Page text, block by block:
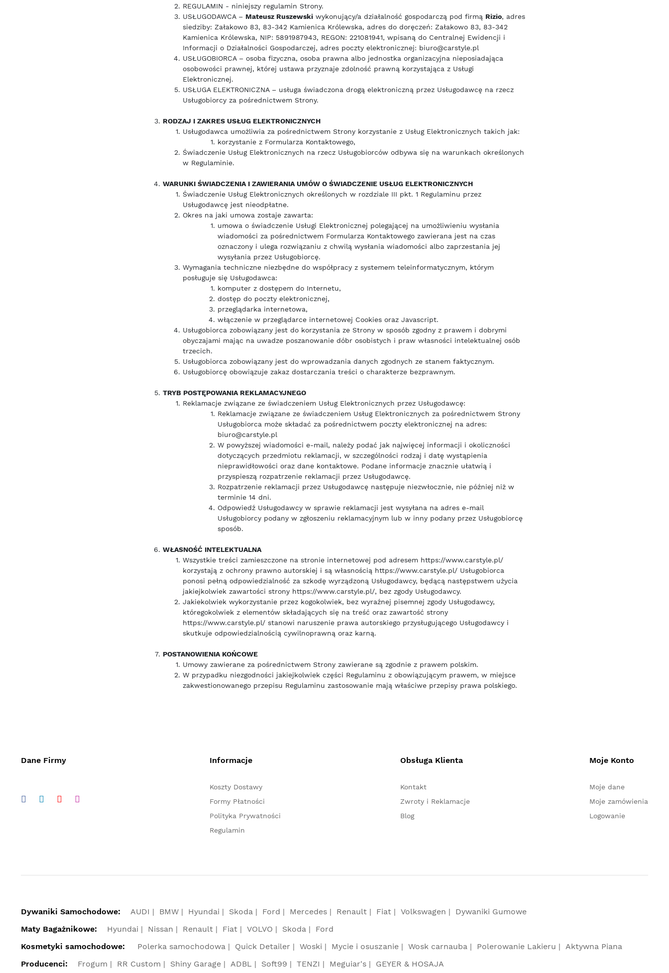
REGULAMIN - niniejszy regulamin Strony.
USŁUGODAWCA – Mateusz Ruszewskiwykonujący/a działalność gospodarczą pod firmą Rizio, adres
siedziby: Załakowo 83, 83-342 Kamienica Królewska, adres do doręczeń: Załakowo 83, 83-342
Kamienica Królewska, NIP: 5891987943, REGON: 221081941, wpisaną do Centralnej Ewidencji i
Informacji o Działalności Gospodarczej, adres poczty elektronicznej: biuro@carstyle.pl
USŁUGOBIORCA – osoba fizyczna, osoba prawna albo jednostka organizacyjna nieposiadająca
osobowości prawnej, której ustawa przyznaje zdolność prawną korzystająca z Usługi
Elektronicznej.
USŁUGA ELEKTRONICZNA – usługa świadczona drogą elektroniczną przez Usługodawcę na rzecz
Usługobiorcy za pośrednictwem Strony.
RODZAJ I ZAKRES USŁUG ELEKTRONICZNYCH
Usługodawca umożliwia za pośrednictwem Strony korzystanie z Usług Elektronicznych takich jak:
korzystanie z Formularza Kontaktowego,
Świadczenie Usług Elektronicznych na rzecz Usługobiorców odbywa się na warunkach określonych
w Regulaminie.
WARUNKI ŚWIADCZENIA I ZAWIERANIA UMÓW O ŚWIADCZENIE USŁUG ELEKTRONICZNYCH
Świadczenie Usług Elektronicznych określonych w rozdziale III pkt. 1 Regulaminu przez
Usługodawcę jest nieodpłatne.
Okres na jaki umowa zostaje zawarta:
umowa o świadczenie Usługi Elektronicznej polegającej na umożliwieniu wysłania
wiadomości za pośrednictwem Formularza Kontaktowego zawierana jest na czas
oznaczony i ulega rozwiązaniu z chwilą wysłania wiadomości albo zaprzestania jej
wysyłania przez Usługobiorcę.
Wymagania techniczne niezbędne do współpracy z systemem teleinformatycznym, którym
posługuje się Usługodawca:
komputer z dostępem do Internetu,
dostęp do poczty elektronicznej,
przeglądarka internetowa,
włączenie w przeglądarce internetowej Cookies oraz Javascript.
Usługobiorca zobowiązany jest do korzystania ze Strony w sposób zgodny z prawem i dobrymi
obyczajami mając na uwadze poszanowanie dóbr osobistych i praw własności intelektualnej osób
trzecich.
Usługobiorca zobowiązany jest do wprowadzania danych zgodnych ze stanem faktycznym.
Usługobiorcę obowiązuje zakaz dostarczania treści o charakterze bezprawnym.
TRYB POSTĘPOWANIA REKLAMACYJNEGO
Reklamacje związane ze świadczeniem Usług Elektronicznych przez Usługodawcę:
Reklamacje związane ze świadczeniem Usług Elektronicznych za pośrednictwem Strony
Usługobiorca może składać za pośrednictwem poczty elektronicznej na adres:
biuro@carstyle.pl
W powyższej wiadomości e-mail, należy podać jak najwięcej informacji i okoliczności
dotyczących przedmiotu reklamacji, w szczególności rodzaj i datę wystąpienia
nieprawidłowości oraz dane kontaktowe. Podane informacje znacznie ułatwią i
przyspieszą rozpatrzenie reklamacji przez Usługodawcę.
Rozpatrzenie reklamacji przez Usługodawcę następuje niezwłocznie, nie później niż w
terminie 14 dni.
Odpowiedź Usługodawcy w sprawie reklamacji jest wysyłana na adres e-mail
Usługobiorcy podany w zgłoszeniu reklamacyjnym lub w inny podany przez Usługobiorcę
sposób.
WŁASNOŚĆ INTELEKTUALNA
Wszystkie treści zamieszczone na stronie internetowej pod adresem https://www.carstyle.pl/
korzystają z ochrony prawno autorskiej i są własnością https://www.carstyle.pl/ Usługobiorca
ponosi pełną odpowiedzialność za szkodę wyrządzoną Usługodawcy, będącą następstwem użycia
jakiejkolwiek zawartości strony https://www.carstyle.pl/, bez zgody Usługodawcy.
Jakiekolwiek wykorzystanie przez kogokolwiek, bez wyraźnej pisemnej zgody Usługodawcy,
któregokolwiek z elementów składających się na treść oraz zawartość strony
https://www.carstyle.pl/ stanowi naruszenie prawa autorskiego przysługującego Usługodawcy i
skutkuje odpowiedzialnością cywilnoprawną oraz karną.
POSTANOWIENIA KOŃCOWE
Umowy zawierane za pośrednictwem Strony zawierane są zgodnie z prawem polskim.
W przypadku niezgodności jakiejkolwiek części Regulaminu z obowiązującym prawem, w miejsce
zakwestionowanego przepisu Regulaminu zastosowanie mają właściwe przepisy prawa polskiego.
Dane Firmy Informacje
Koszty Dostawy
Formy Płatności
Polityka Prywatności
Regulamin
Obsługa Klienta
Kontakt
Zwroty i Reklamacje
Blog
Moje Konto
Moje dane
Moje zamówienia
Logowanie
Dywaniki Samochodowe: AUDI BMW Hyundai Skoda Ford Mercedes Renault Fiat Volkswagen
Dywaniki Gumowe
Maty Bagażnikowe:
Hyundai Nissan Renault Fiat VOLVO Skoda
Ford
Kosmetyki samochodowe:
Polerka samochodowa Quick Detailer Woski Mycie i osuszanie Wosk carnauba Polerowanie Lakieru
Aktywna Piana
Producenci:
Frogum RR Custom Shiny Garage ADBL Soft99 TENZI Meguiar's GEYER & HOSAJA